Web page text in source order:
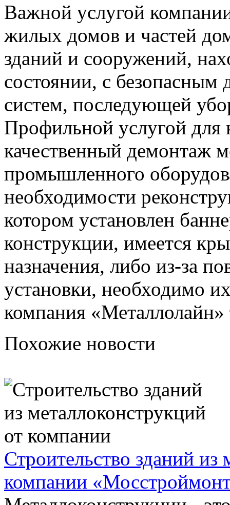
Важной услугой
жилых домов и частей
зданий и сооружений,
состоянии, с
систем, последующей
Профильной услугой для
качественный демонтаж
промышленного
необходимости
котором установлен
конструкции, имеется
назначения, либо из-за
установки, необходимо
компания «Металлолайн»
Похожие новости
Строительство зданий из
компании